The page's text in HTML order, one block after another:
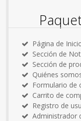
Página de
Sección de
Sección de
Quiénes
Formulario de
Carrito de
Registro de
Administrador